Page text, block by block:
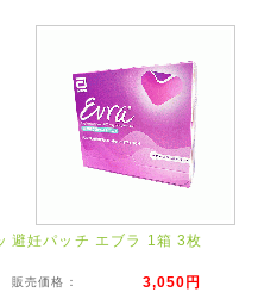
※お得な3本セットもございます。
避妊パッチ エブラ 1箱 3枚
販売価格： 3,050円